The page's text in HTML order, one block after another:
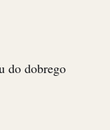
do dobrego